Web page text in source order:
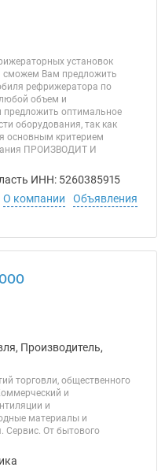
установок
сможем Вам предложить
рефрижератора по
объем и
оптимальное
оборудования, так как
основным критерием
ПРОИЗВОДИТ И
ИНН: 5260385915
О компании
Объявления
Производитель,
торговли, общественного
и
и
материалы и
Сервис. От бытового